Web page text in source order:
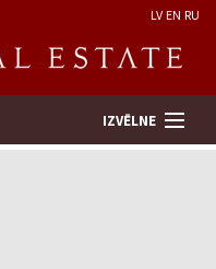
LV EN RU
IZVĒLNE